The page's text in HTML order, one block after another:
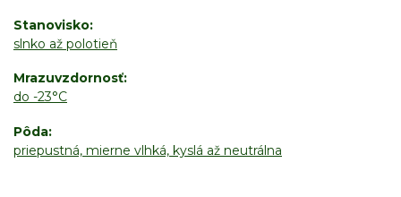
Stanovisko
slnko až polotieň
Mrazuvzdornosť
do -23°C
Pôda
priepustná, mierne vlhká, kyslá až neutrálna